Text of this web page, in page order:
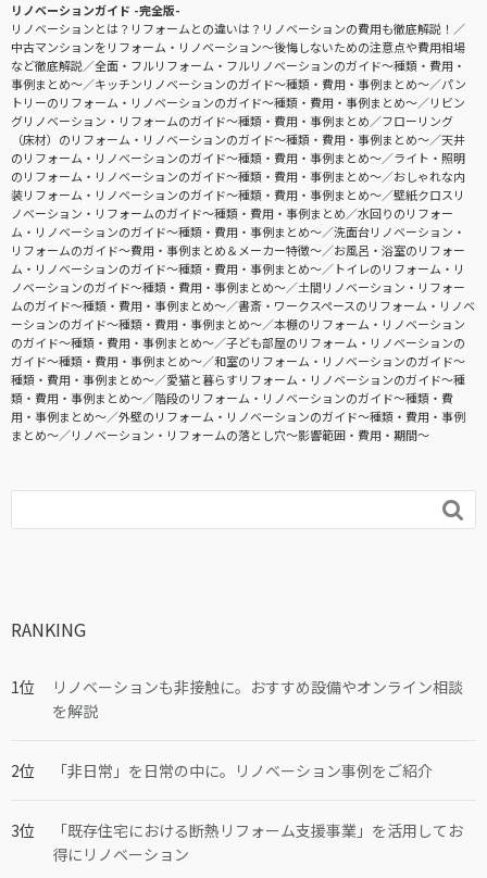
リノベーションガイド -完全版-
リノベーションとは？リフォームとの違いは？リノベーションの費用も徹底解説！
中古マンションをリフォーム・リノベーション〜後悔しないための注意点や費用相場
など徹底解説
全面・フルリフォーム・フルリノベーションのガイド〜種類・費用・
事例まとめ〜
キッチンリノベーションのガイド〜種類・費用・事例まとめ〜
パン
トリーのリフォーム・リノベーションのガイド〜種類・費用・事例まとめ〜
リビン
グリノベーション・リフォームのガイド〜種類・費用・事例まとめ
フローリング
（床材）のリフォーム・リノベーションのガイド〜種類・費用・事例まとめ〜
天井
のリフォーム・リノベーションのガイド〜種類・費用・事例まとめ〜
ライト・照明
のリフォーム・リノベーションのガイド〜種類・費用・事例まとめ〜
おしゃれな内
装リフォーム・リノベーションのガイド〜種類・費用・事例まとめ〜
壁紙クロスリ
ノベーション・リフォームのガイド〜種類・費用・事例まとめ
水回りのリフォー
ム・リノベーションのガイド〜種類・費用・事例まとめ〜
洗面台リノベーション・
リフォームのガイド〜費用・事例まとめ＆メーカー特徴〜
お風呂・浴室のリフォー
ム・リノベーションのガイド〜種類・費用・事例まとめ〜
トイレのリフォーム・リ
ノベーションのガイド〜種類・費用・事例まとめ〜
土間リノベーション・リフォー
ムのガイド〜種類・費用・事例まとめ〜
書斎・ワークスペースのリフォーム・リノベ
ーションのガイド〜種類・費用・事例まとめ〜
本棚のリフォーム・リノベーション
のガイド〜種類・費用・事例まとめ〜
子ども部屋のリフォーム・リノベーションの
ガイド〜種類・費用・事例まとめ〜
和室のリフォーム・リノベーションのガイド〜
種類・費用・事例まとめ〜
愛猫と暮らすリフォーム・リノベーションのガイド〜種
類・費用・事例まとめ〜
階段のリフォーム・リノベーションのガイド〜種類・費
用・事例まとめ〜
外壁のリフォーム・リノベーションのガイド〜種類・費用・事例
まとめ〜
リノベーション・リフォームの落とし穴～影響範囲・費用・期間～

RANKING
リノベーションも非接触に。おすすめ設備やオンライン相談
を解説
「非日常」を日常の中に。リノベーション事例をご紹介
「既存住宅における断熱リフォーム支援事業」を活用してお
得にリノベーション